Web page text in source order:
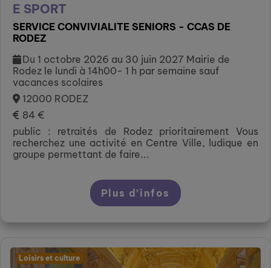
E SPORT
SERVICE CONVIVIALITE SENIORS - CCAS DE
RODEZ
Du 1 octobre 2026 au 30 juin 2027 Mairie de
Rodez le lundi à 14h00- 1 h par semaine sauf
vacances scolaires
12000 RODEZ
84 €
public : retraités de Rodez prioritairement Vous
recherchez une activité en Centre Ville, ludique en
groupe permettant de faire...
Plus d’infos
Loisirs et culture